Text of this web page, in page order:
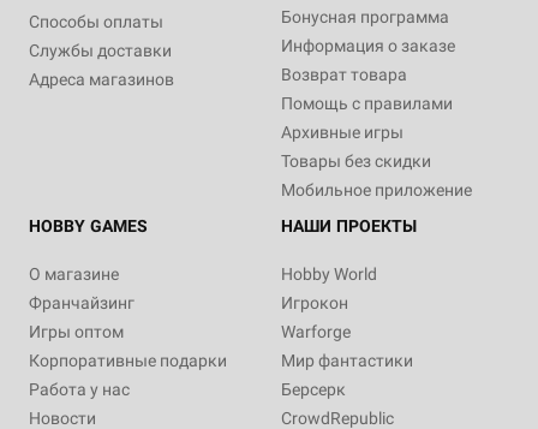
Способы оплаты
Службы доставки
Адреса магазинов
Бонусная программа
Информация о заказе
Возврат товара
Помощь с правилами
Архивные игры
Товары без скидки
Мобильное приложение
HOBBY GAMES
О магазине
Франчайзинг
Игры оптом
Корпоративные подарки
Работа у нас
Новости
НАШИ ПРОЕКТЫ
Hobby World
Игрокон
Warforge
Мир фантастики
Берсерк
CrowdRepublic